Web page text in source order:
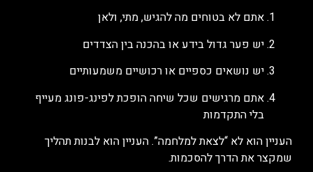
אתם לא בטוחים מה להגיש, מתי, ולאן
יש פער גדול בידע או בהכנה בין הצדדים
יש נושאים כספיים או רכושיים משמעותיים
אתם מרגישים שכל שיחה הופכת לפינג-פונג מעייף
בלי התקדמות
העניין הוא לא “לצאת למלחמה”. העניין הוא לבנות תהליך
שמקצר את הדרך להסכמות.